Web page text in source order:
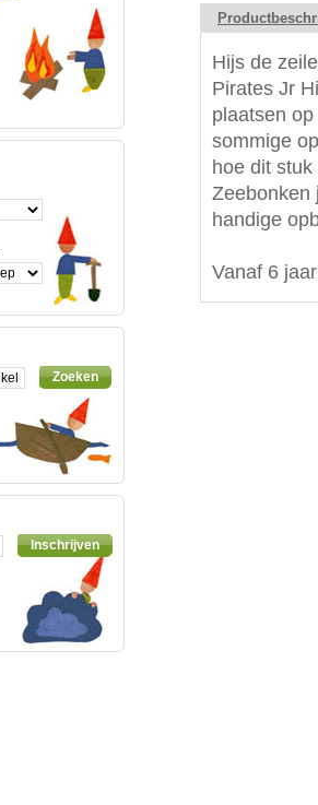
Hijs de
Pirates Jr
plaatsen
sommige
hoe dit
Zeebonken
handige
Vanaf 6 jaar
Zoeken
Inschrijven